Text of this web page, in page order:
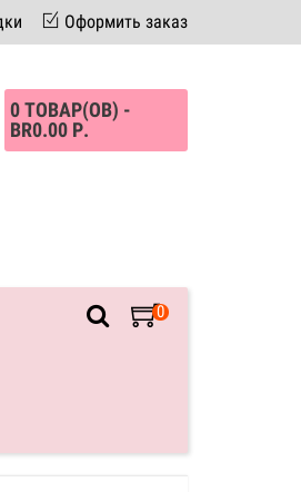
Оформить заказ
0 ТОВАР(ОВ) -
BR0.00 Р.
0